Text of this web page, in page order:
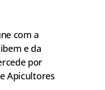
com a
e da
por
Apicultores